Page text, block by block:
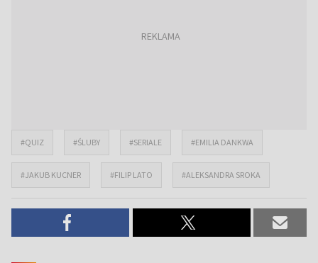
#QUIZ #ŚLUBY #SERIALE #EMILIA DANKWA
#JAKUB KUCNER #FILIP LATO #ALEKSANDRA SROKA